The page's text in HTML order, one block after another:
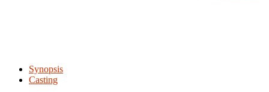
Synopsis
Casting